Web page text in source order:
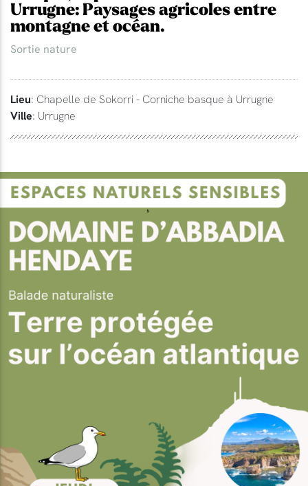
Urrugne: Paysages agricoles entre
montagne et océan.
Sortie nature
Lieu: Chapelle de Sokorri - Corniche basque à Urrugne
Ville: Urrugne